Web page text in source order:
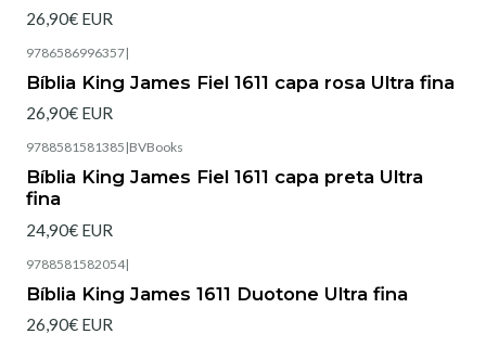
26,90€ EUR
9786586996357|
Bíblia King James Fiel 1611 capa rosa Ultra fina
26,90€ EUR
9788581581385 |BVBooks
Bíblia King James Fiel 1611 capa preta Ultra
fina
24,90€ EUR
9788581582054|
Bíblia King James 1611 Duotone Ultra fina
26,90€ EUR